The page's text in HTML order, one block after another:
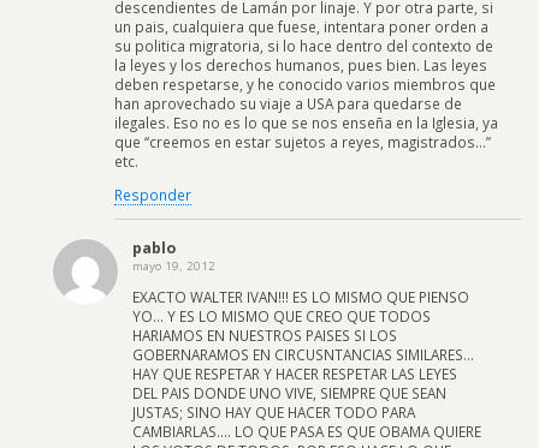
descendientes de Lamán por linaje. Y por otra parte, si
un pais, cualquiera que fuese, intentara poner orden a
su politica migratoria, si lo hace dentro del contexto de
la leyes y los derechos humanos, pues bien. Las leyes
deben respetarse, y he conocido varios miembros que
han aprovechado su viaje a USA para quedarse de
ilegales. Eso no es lo que se nos enseña en la Iglesia, ya
que “creemos en estar sujetos a reyes, magistrados…”
etc.
Responder
pablo
mayo 19, 2012
EXACTO WALTER IVAN!!! ES LO MISMO QUE PIENSO
YO… Y ES LO MISMO QUE CREO QUE TODOS
HARIAMOS EN NUESTROS PAISES SI LOS
GOBERNARAMOS EN CIRCUSNTANCIAS SIMILARES…
HAY QUE RESPETAR Y HACER RESPETAR LAS LEYES
DEL PAIS DONDE UNO VIVE, SIEMPRE QUE SEAN
JUSTAS; SINO HAY QUE HACER TODO PARA
CAMBIARLAS…. LO QUE PASA ES QUE OBAMA QUIERE